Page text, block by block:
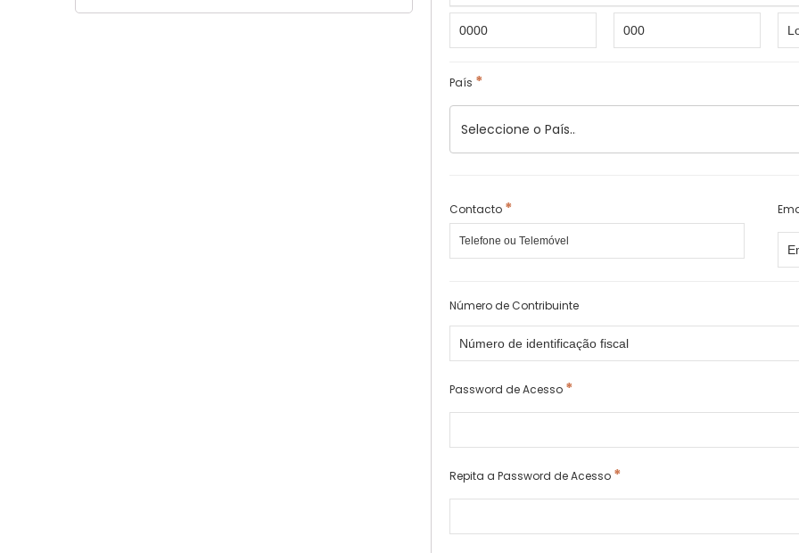
País *
Contacto*
Número de Contribuinte
Password de Acesso*
Repita a Password de Acesso*